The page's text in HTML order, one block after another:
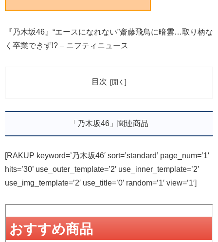
『乃木坂46』“エースになれない”齋藤飛鳥に暗雲…取り柄な
く卒業できず!? – ニフティニュース
目次
「乃木坂46」関連商品
[RAKUP keyword=’乃木坂46′ sort=’standard’ page_num=’1′
hits=’30’ use_outer_template=’2′ use_inner_template=’2′
use_img_template=’2′ use_title=’0′ random=’1′ view=’1′]